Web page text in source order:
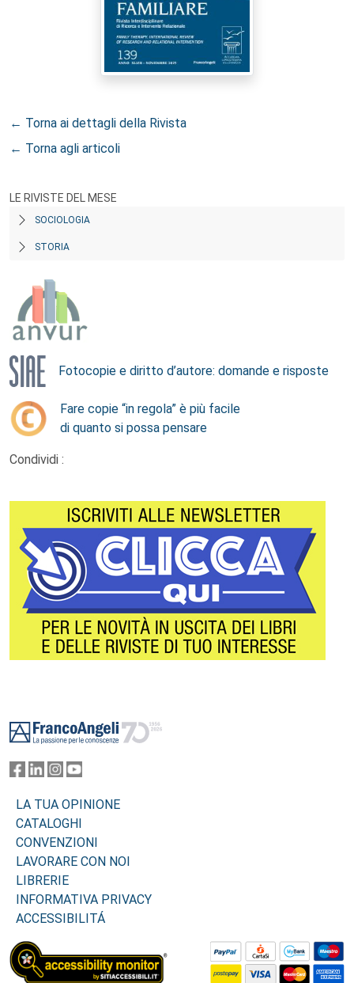
← Torna ai dettagli della Rivista
← Torna agli articoli
LE RIVISTE DEL MESE
SOCIOLOGIA
STORIA
Fotocopie e diritto d’autore: domande e risposte
Fare copie “in regola” è più facile
di quanto si possa pensare
Condividi :
LA TUA OPINIONE
CATALOGHI
CONVENZIONI
LAVORARE CON NOI
LIBRERIE
INFORMATIVA PRIVACY
ACCESSIBILITÁ